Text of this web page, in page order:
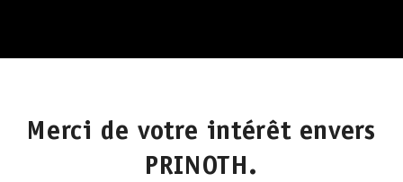
Merci de votre intérêt envers
PRINOTH.